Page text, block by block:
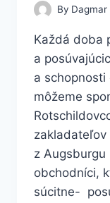
By Dagmar
Každá doba
a
a schopnosti
môžeme
zakladateľov
z Augsburgu
obchodníci,
súcitne-